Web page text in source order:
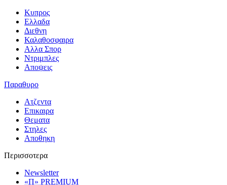
Κυπρος
Ελλαδα
Διεθνη
Καλαθοσφαιρα
Αλλα Σπορ
Ντριμπλες
Αποψεις
Παραθυρο
Ατζεντα
Επικαιρα
Θεματα
Στηλες
Αποθηκη
Περισσοτερα
Newsletter
«Π» PREMIUM